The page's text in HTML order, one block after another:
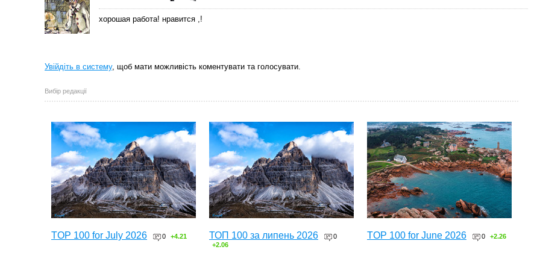
хорошая работа! нравится ,!
Увійдіть в систему, щоб мати можливість коментувати та голосувати.
Вибір редакції
TOP 100 for July 2026 0 +4.21 ТОП 100 за липень 2026
0
+2.06
TOP 100 for June 2026 0 +2.26